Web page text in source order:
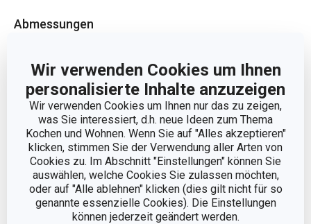
Wir verwenden Cookies um Ihnen
personalisierte Inhalte anzuzeigen
Wir verwenden Cookies um Ihnen nur das zu zeigen,
was Sie interessiert, d.h. neue Ideen zum Thema
Kochen und Wohnen. Wenn Sie auf "Alles akzeptieren"
klicken, stimmen Sie der Verwendung aller Arten von
Cookies zu. Im Abschnitt "Einstellungen" können Sie
auswählen, welche Cookies Sie zulassen möchten,
oder auf "Alle ablehnen" klicken (dies gilt nicht für so
genannte essenzielle Cookies). Die Einstellungen
können jederzeit geändert werden.
Abmessungen
PRODUKTHÖHE (CM)
DURCHMESSER (CM) 26
Andere Parameter
FÜR DEN OFEN
GEEIGNET
Ja